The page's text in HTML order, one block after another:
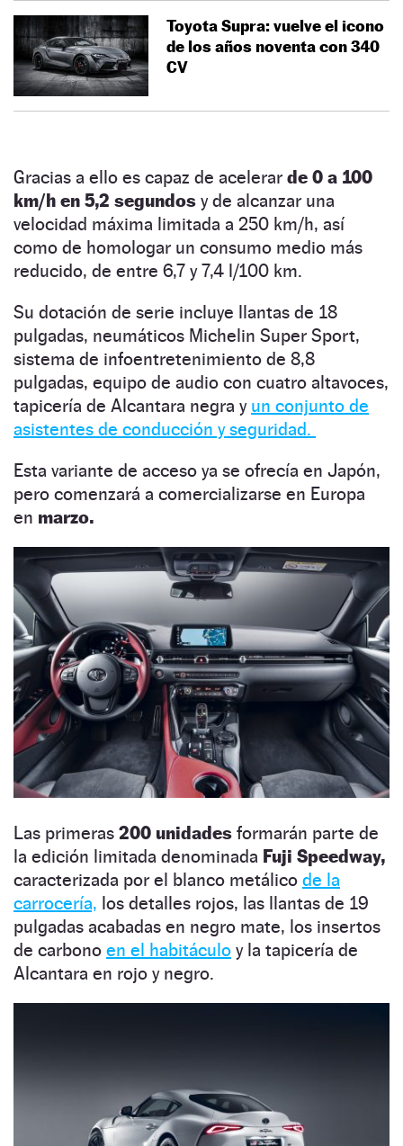
Toyota Supra: vuelve el icono
de los años noventa con 340
CV
Gracias a ello es capaz de acelerar de 0 a 100
km/h en 5,2 segundos y de alcanzar una
velocidad máxima limitada a 250 km/h, así
como de homologar un consumo medio más
reducido, de entre 6,7 y 7,4 l/100 km.
Su dotación de serie incluye llantas de 18
pulgadas, neumáticos Michelin Super Sport,
sistema de infoentretenimiento de 8,8
pulgadas, equipo de audio con cuatro altavoces,
tapicería de Alcantara negra y un conjunto de
asistentes de conducción y seguridad.
Esta variante de acceso ya se ofrecía en Japón,
pero comenzará a comercializarse en Europa
en marzo.
Las primeras 200 unidades formarán parte de
la edición limitada denominada Fuji Speedway,
caracterizada por el blanco metálico de la
carrocería, los detalles rojos, las llantas de 19
pulgadas acabadas en negro mate, los insertos
de carbono en el habitáculo y la tapicería de
Alcantara en rojo y negro.